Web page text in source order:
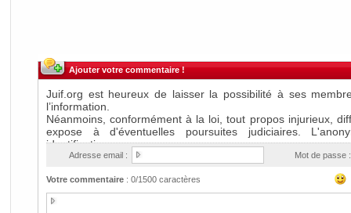
Ajouter votre commentaire !
Adresse email : Mot de passe :
Votre commentaire: 0/1500 caractères